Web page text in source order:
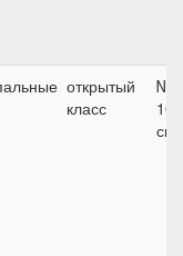
открытый
класс
100
см